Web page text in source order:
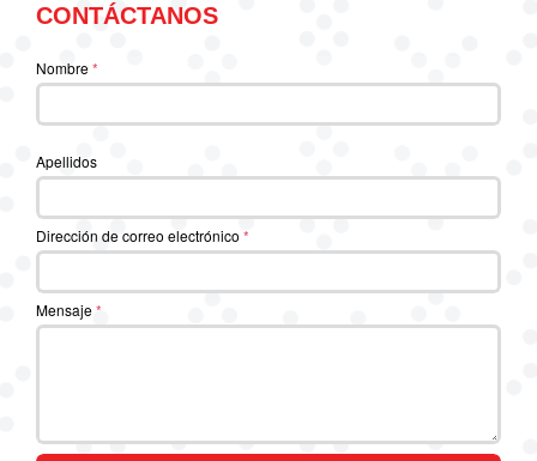
CONTÁCTANOS
Nombre*
Apellidos
Dirección de correo electrónico *
Mensaje*